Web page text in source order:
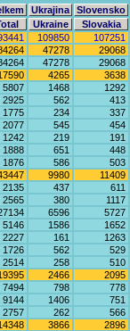
Ukrajina Slovensko
Ukraine Slovakia
109850 107251
47278 29068
47278 29068
4265 3638
5807 1468 1292
2925 562 413
1775 234 337
2077 545 454
1242 219 191
1888 651 448
1876 586 503
9980 11409
2135 437 611
2565 380 1117
6596 5727
5146 1586 1652
2227 161 1263
1726 562 529
2514 258 510
2466 2095
7494 798 778
9144 1406 751
2757 262 566
3866 2896